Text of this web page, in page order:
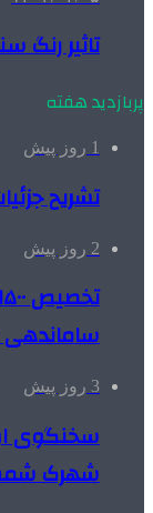
تاثیر رنگ
پربازدید هفته
1 روز پیش
تشریح جزئیات تصادف
2 روز پیش
3 روز پیش
سخنگوی
شهرک شمس